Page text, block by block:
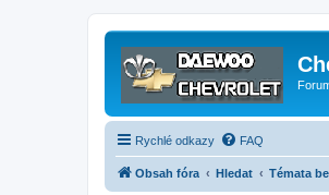
Rychlé odkazy FAQ
Obsah fóra Hledat Témata